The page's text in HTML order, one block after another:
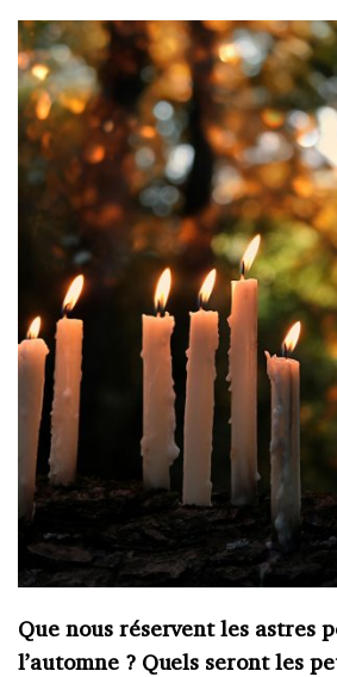
Que nous réservent les astres
l’automne ? Quels seront les